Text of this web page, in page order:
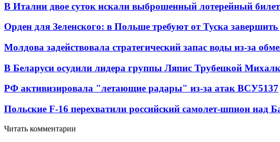
В Италии двое суток искали выброшенный лотерейный
Орден для Зеленского: в Польше требуют от Туска завершить
Молдова задействовала стратегический запас воды из-за
В Беларуси осудили лидера группы Ляпис Трубецкой
РФ активизировала "летающие радары" из-за атак ВСУ5137
Польские F-16 перехватили российский самолет-шпион над
Читать комментарии